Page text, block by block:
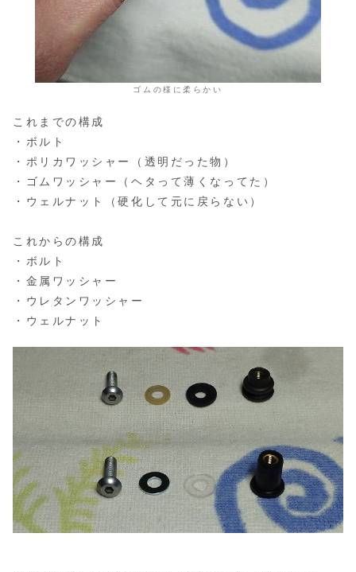
ゴムの様に柔らかい
これまでの構成
・ボルト
・ポリカワッシャー（透明だった物）
・ゴムワッシャー（ヘタって薄くなってた）
・ウェルナット（硬化して元に戻らない）
これからの構成
・ボルト
・金属ワッシャー
・ウレタンワッシャー
・ウェルナット